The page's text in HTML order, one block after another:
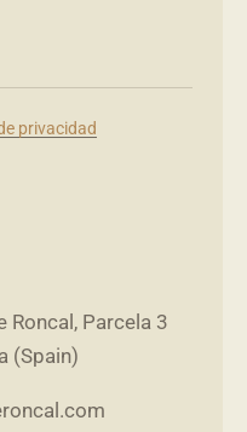
privacidad
Roncal, Parcela 3
(Spain)